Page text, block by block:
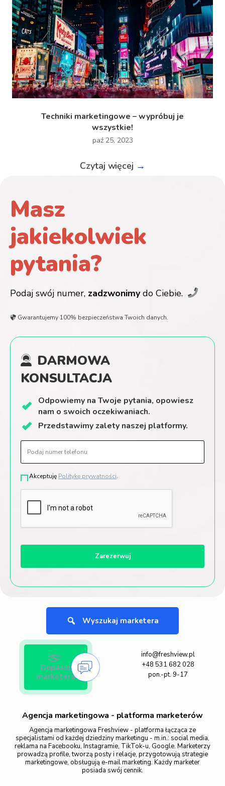
Techniki marketingowe – wypróbuj je
wszystkie!
paź 25, 2023
Czytaj więcej →
Masz
jakiekolwiek
pytania?
Podaj swój numer, zadzwonimydo Ciebie.
Gwarantujemy 100% bezpieczeństwa Twoich danych.
DARMOWA
KONSULTACJA
Odpowiemy na Twoje pytania, opowiesz
nam o swoich oczekiwaniach.
Przedstawimy zalety naszej platformy.
Akceptuję Politykę prywatności.
Wyszukaj marketera
Dopasuj
marketera
info@freshview.pl
+48 531 682 028
pon.-pt. 9-17
Agencja marketingowa - platforma marketerów
Agencja marketingowa Freshview - platforma łącząca ze
specjalistami od każdej dziedziny marketingu - m.in.: social media,
reklama na Facebooku, Instagramie, TikTok-u, Google. Marketerzy
prowadzą profile, tworzą posty i relacje, przygotowują strategie
marketingowe, obsługują e-mail marketing. Każdy marketer
posiada swój cennik.